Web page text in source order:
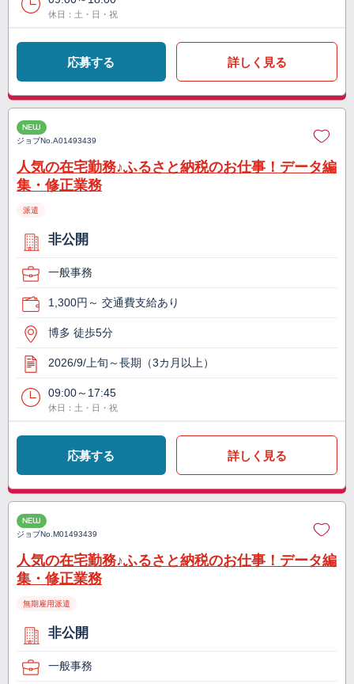
休日：土・日・祝
応募する 詳しく見る
NEW
ジョブNo.A01493439
人気の在宅勤務♪ふるさと納税のお仕事！データ編
集・修正業務
派遣
非公開
一般事務
1,300円～ 交通費支給あり
博多 徒歩5分
2026/9/上旬～長期（3カ月以上）
09:00～17:45
休日：土・日・祝
応募する 詳しく見る
NEW
ジョブNo.M01493439
人気の在宅勤務♪ふるさと納税のお仕事！データ編
集・修正業務
無期雇用派遣
非公開
一般事務